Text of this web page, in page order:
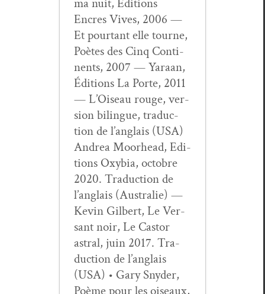
ma nuit, Édi­tions
Encres Vives, 2006 —
Et pour­tant elle tourne,
Poètes des Cinq Con­ti­
nents, 2007 — Yaraan,
Édi­tions La Porte, 2011
— L’Oiseau rouge, ver­
sion bilingue, tra­duc­
tion de l’anglais (USA)
Andrea Moor­head, Edi­
tions Oxy­bia, octo­bre
2020. Tra­duc­tion de
l’anglais (Aus­tralie) —
Kevin Gilbert, Le Ver­
sant noir, Le Cas­tor
astral, juin 2017. Tra­
duc­tion de l’anglais
(USA) • Gary Sny­der,
Poème pour les oiseaux,